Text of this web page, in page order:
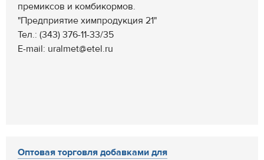
премиксов и комбикормов.
"Предприятие химпродукция 21"
Тел.: (343) 376-11-33/35
E-mail: uralmet@etel.ru
Оптовая торговля добавками для